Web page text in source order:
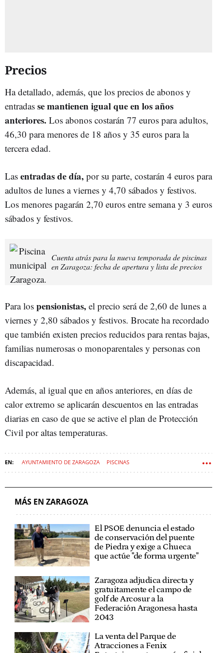
Precios
Ha detallado, además, que los precios de abonos y
entradas se mantienen igual que en los años
anteriores. Los abonos costarán 77 euros para adultos,
46,30 para menores de 18 años y 35 euros para la
tercera edad.
Las entradas de día, por su parte, costarán 4 euros para
adultos de lunes a viernes y 4,70 sábados y festivos.
Los menores pagarán 2,70 euros entre semana y 3 euros
sábados y festivos.
Cuenta atrás para la nueva temporada de piscinas
en Zaragoza: fecha de apertura y lista de precios
Para los pensionistas, el precio será de 2,60 de lunes a
viernes y 2,80 sábados y festivos. Brocate ha recordado
que también existen precios reducidos para rentas bajas,
familias numerosas o monoparentales y personas con
discapacidad.
Además, al igual que en años anteriores, en días de
calor extremo se aplicarán descuentos en las entradas
diarias en caso de que se active el plan de Protección
Civil por altas temperaturas.
AYUNTAMIENTO DE ZARAGOZA PISCINAS
MÁS EN ZARAGOZA
El PSOE denuncia el estado
de conservación del puente
de Piedra y exige a Chueca
que actúe "de forma urgente"
Zaragoza adjudica directa y
gratuitamente el campo de
golf de Arcosur a la
Federación Aragonesa hasta
2043
La venta del Parque de
Atracciones a Fenix